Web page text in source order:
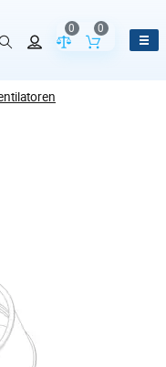
Vergleich der
0
Inhalt des
0